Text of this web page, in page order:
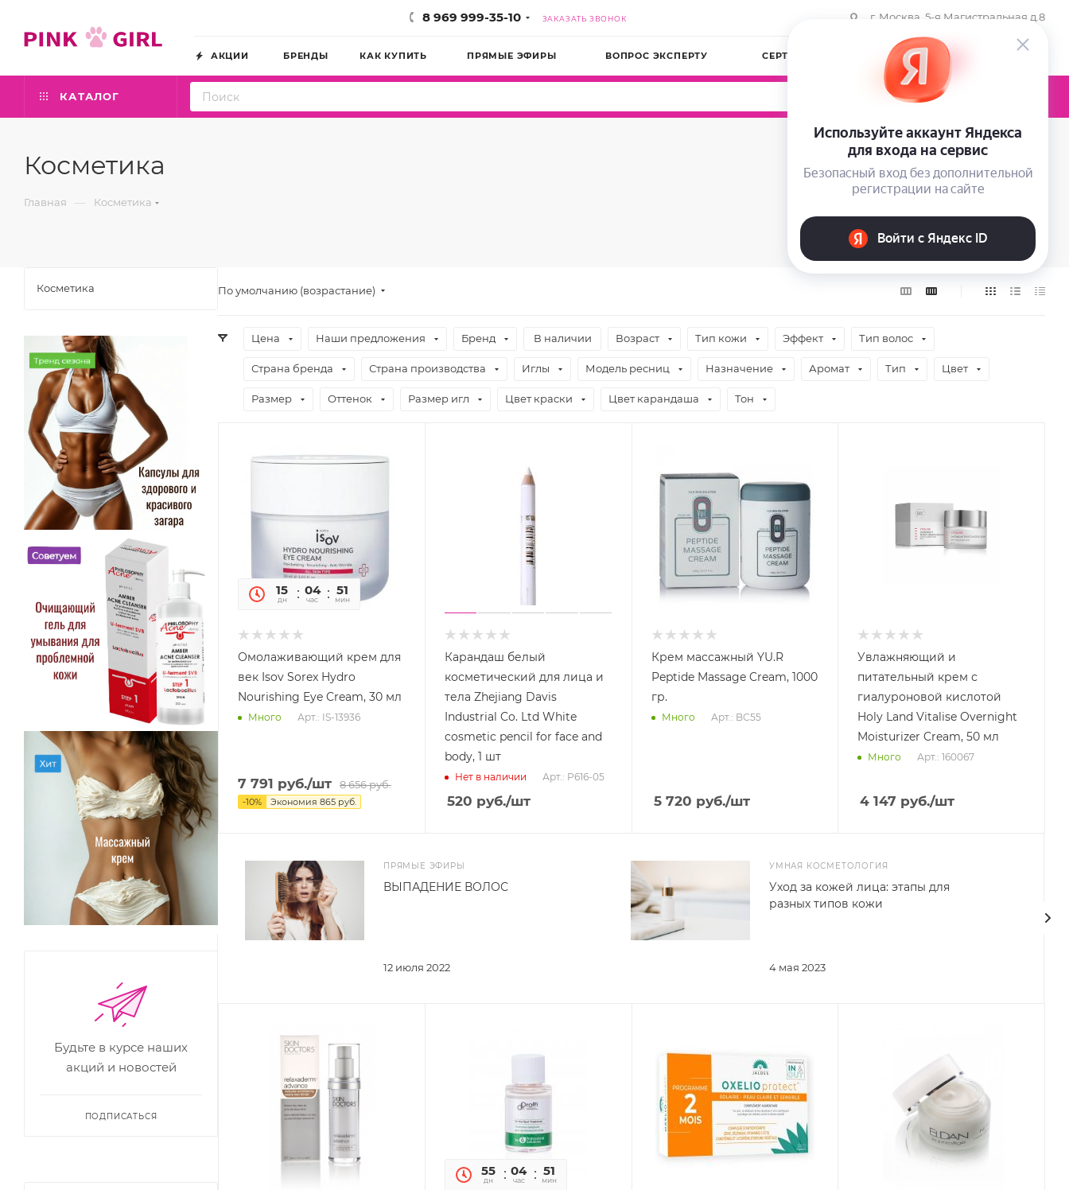
8 969 999-35-10 ЗАКАЗАТЬ ЗВОНОК г. Москва, 5-я Магистральная д.8
АКЦИИ БРЕНДЫ КАК КУПИТЬ ПРЯМЫЕ ЭФИРЫ ВОПРОС ЭКСПЕРТУ СЕРТИФИКАТЫ КОМПАНИЯ
КАТАЛОГ 0
Косметика
Главная — Косметика
По умолчанию (возрастание)
Цена Наши предложения Бренд В наличии Возраст Тип кожи Эффект Тип волос
Страна бренда Страна производства Иглы Модель ресниц Назначение Аромат Тип Цвет
Размер Оттенок Размер игл Цвет краски Цвет карандаша Тон
15
дн
04
час
51
мин
31
сек
Омолаживающий крем для
век Isov Sorex Hydro
Nourishing Eye Cream, 30 мл
Много Арт.: IS-13936
7 791 руб./шт 8 656руб.
-10% Экономия 865 руб.
Карандаш белый
косметический для лица и
тела Zhejiang Davis
Industrial Co. Ltd White
cosmetic pencil for face and
body, 1 шт
Нет в наличии Арт.: P616-05
520 руб./шт
Крем массажный YU.R
Peptide Massage Cream, 1000
гр.
Много Арт.: BC55
5 720 руб./шт
Увлажняющий и
питательный крем с
гиалуроновой кислотой
Holy Land Vitalise Overnight
Moisturizer Cream, 50 мл
Много Арт.: 160067
4 147 руб./шт
ПРЯМЫЕ ЭФИРЫ
12 июля 2022
ВЫПАДЕНИЕ ВОЛОС
УМНАЯ КОСМЕТОЛОГИЯ
4 мая 2023
Уход за кожей лица: этапы для
разных типов кожи
55
дн
04
час
51
мин
Косметика
Будьте в курсе наших
акций и новостей
ПОДПИСАТЬСЯ